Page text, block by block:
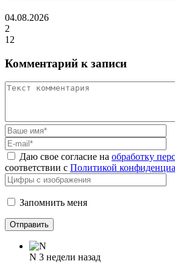
04.08.2026
2
12
Комментарий к записи
Даю свое согласие на обработку
соответствии с Политикой
Запомнить меня
N 3 недели назад